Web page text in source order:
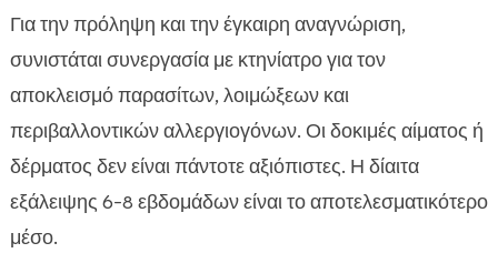
Για την πρόληψη και την έγκαιρη αναγνώριση,
συνιστάται συνεργασία με κτηνίατρο για τον
αποκλεισμό παρασίτων, λοιμώξεων και
περιβαλλοντικών αλλεργιογόνων. Οι δοκιμές αίματος ή
δέρματος δεν είναι πάντοτε αξιόπιστες. Η δίαιτα
εξάλειψης 6-8 εβδομάδων είναι το αποτελεσματικότερο
μέσο.